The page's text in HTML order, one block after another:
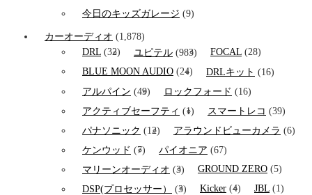
今日のキッズガレージ (9)
カーオーディオ (1,878)
DRL (32) ユピテル (983) FOCAL (28)
BLUE MOON AUDIO (24) DRLキット (16)
アルパイン (49) ロックフォード (16)
アクティブセーフティ (1) スマートレコ (39)
パナソニック (12) アラウンドビューカメラ (6)
ケンウッド (7) パイオニア (67)
マリーンオーディオ (3) GROUND ZERO (5)
DSP(プロセッサー）
(3) Kicker (4) JBL (1)